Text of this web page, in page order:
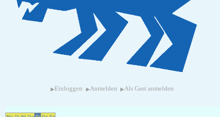
▸ Einloggen ▸Anmelden ▸Als Gast anmelden